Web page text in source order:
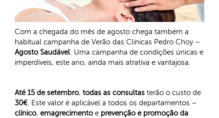
Com a chegada do mês de agosto chega também a
habitual campanha de Verão das Clínicas Pedro Choy –
Agosto Saudável. Uma campanha de condições únicas e
imperdíveis, este ano, ainda mais atrativa e vantajosa.
Até 15 de setembro, todas as consultas terão o custo de
30€. Este valor é aplicável a todos os departamentos –
clínico, emagrecimentoe prevenção e promoção da